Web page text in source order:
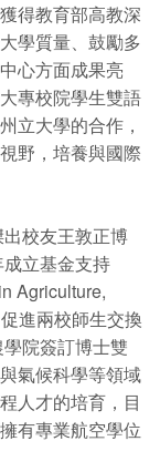
得教育部高教深
學質量、鼓勵多
心方面成果亮
專校院學生雙語
立大學的合作，
野，培養與國際
校友王敦正博
立基金支持
Agriculture,
進兩校師生交換
院簽訂博士雙
氣候科學等領域
人才的培育，目
有專業航空學位